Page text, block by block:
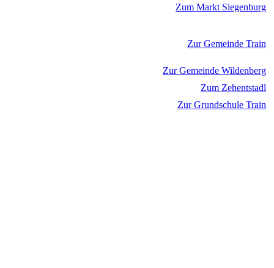
Zum Markt Siegenburg
Zur Gemeinde Train
Zur Gemeinde Wildenberg
Zum Zehentstadl
Zur Grundschule Train